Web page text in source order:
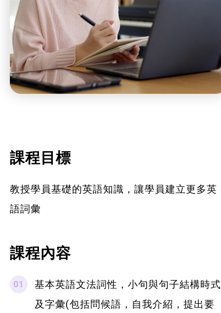
課程目標
教授學員基礎的英語知識，讓學員建立更多英
語詞彙
課程內容
基本英語文法詞性，小句與句子結構時式
及字彙(包括問候語，自我介紹，提出要